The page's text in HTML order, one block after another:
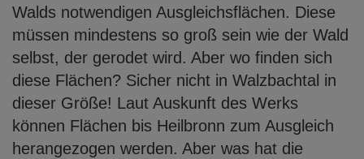
Walds notwendigen Ausgleichsflächen. Diese
müssen mindestens so groß sein wie der Wald
selbst, der gerodet wird. Aber wo finden sich
diese Flächen? Sicher nicht in Walzbachtal in
dieser Größe! Laut Auskunft des Werks
können Flächen bis Heilbronn zum Ausgleich
herangezogen werden. Aber was hat die